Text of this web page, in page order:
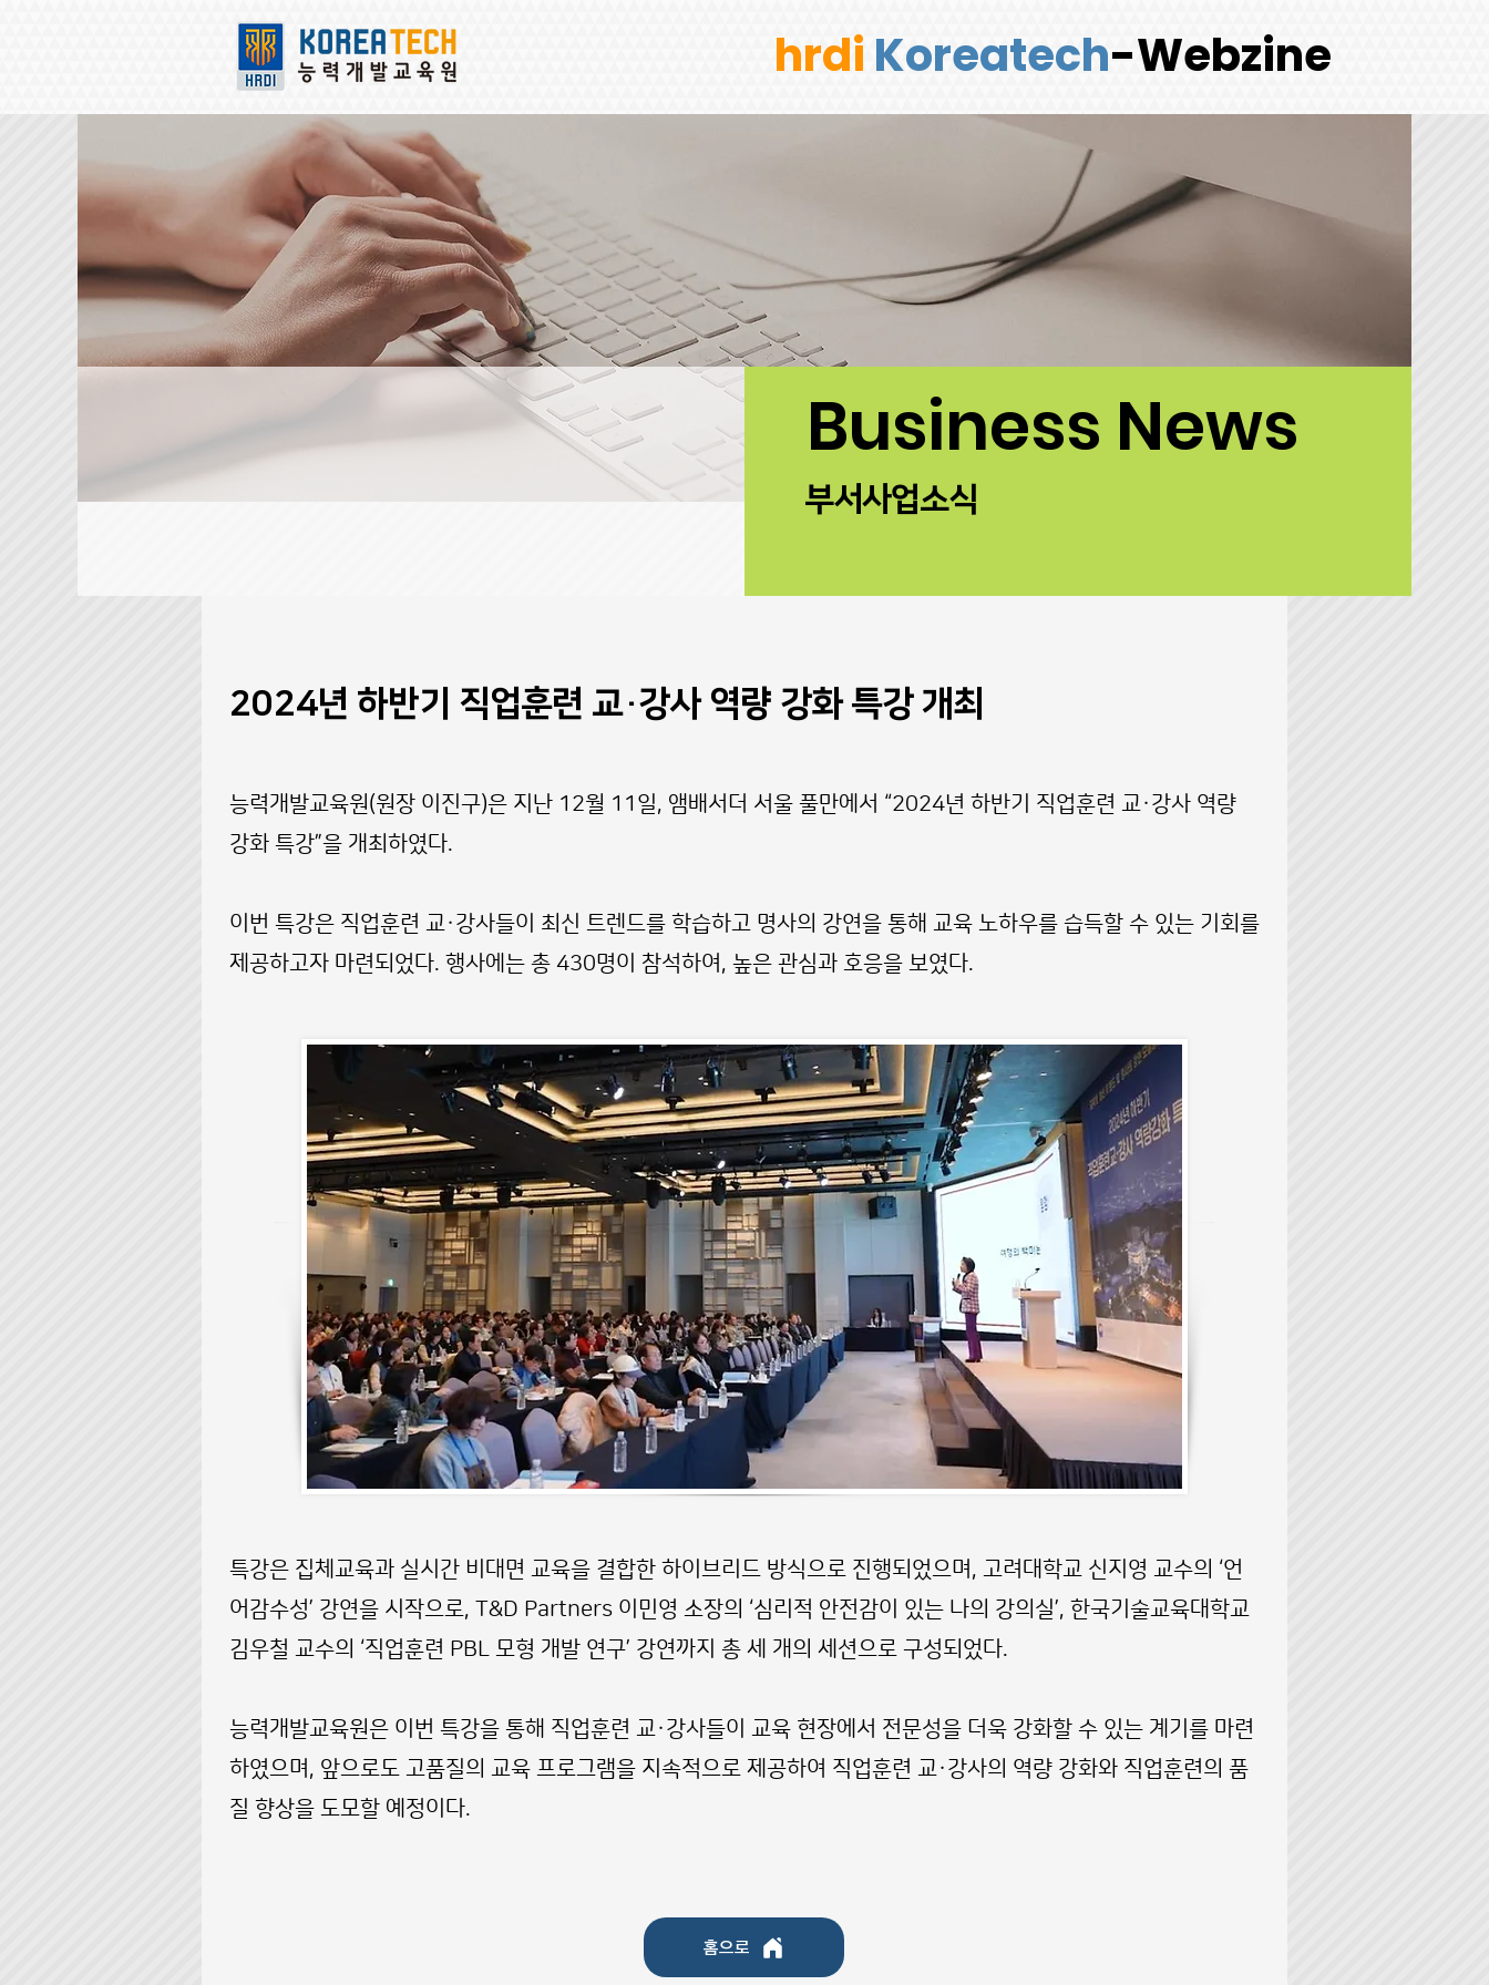
hrdi Koreatech-Webzine
Business News
부서사업소식
2024년 하반기 직업훈련 교·강사 역량 강화 특강 개최
능력개발교육원(원장 이진구)은 지난 12월 11일, 앰배서더 서울 풀만에서 “2024년 하반기 직업훈련 교·강사 역량
강화 특강”을 개최하였다.
이번 특강은 직업훈련 교·강사들이 최신 트렌드를 학습하고 명사의 강연을 통해 교육 노하우를 습득할 수 있는 기회를
제공하고자 마련되었다. 행사에는 총 430명이 참석하여, 높은 관심과 호응을 보였다.
특강은 집체교육과 실시간 비대면 교육을 결합한 하이브리드 방식으로 진행되었으며, 고려대학교 신지영 교수의 ‘언
어감수성’ 강연을 시작으로, T&D Partners 이민영 소장의 ‘심리적 안전감이 있는 나의 강의실’, 한국기술교육대학교
김우철 교수의 ‘직업훈련 PBL 모형 개발 연구’ 강연까지 총 세 개의 세션으로 구성되었다.
능력개발교육원은 이번 특강을 통해 직업훈련 교·강사들이 교육 현장에서 전문성을 더욱 강화할 수 있는 계기를 마련
하였으며, 앞으로도 고품질의 교육 프로그램을 지속적으로 제공하여 직업훈련 교·강사의 역량 강화와 직업훈련의 품
질 향상을 도모할 예정이다.
홈으로